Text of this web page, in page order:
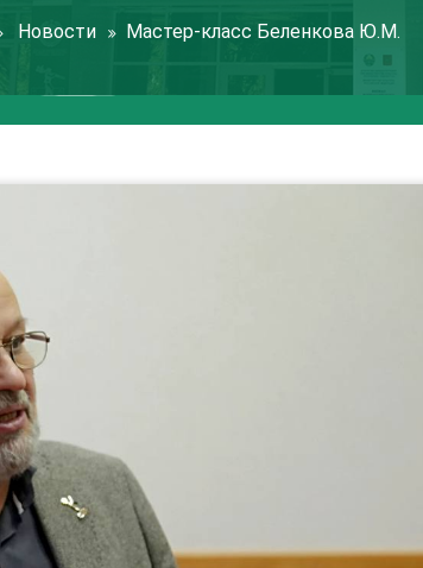
Новости Мастер-класс Беленкова Ю.М.